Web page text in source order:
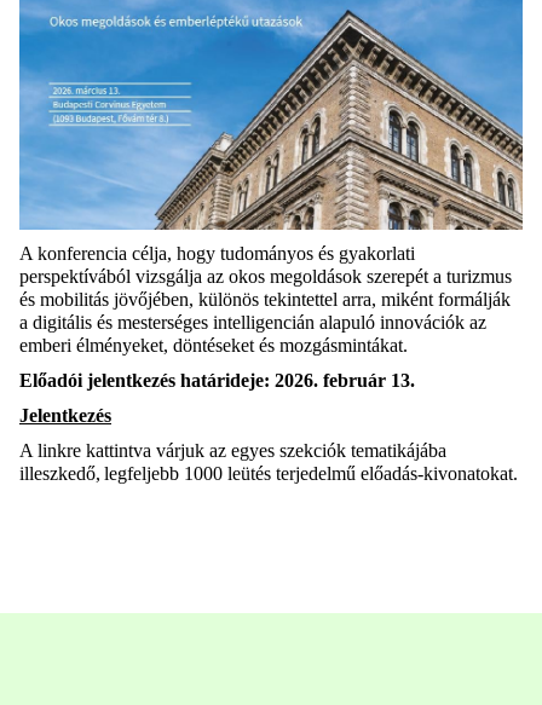
A konferencia célja, hogy tudományos és gyakorlati
perspektívából vizsgálja az okos megoldások szerepét a turizmus
és mobilitás jövőjében, különös tekintettel arra, miként formálják
a digitális és mesterséges intelligencián alapuló innovációk az
emberi élményeket, döntéseket és mozgásmintákat.
Előadói jelentkezés határideje: 2026. február 13.
Jelentkezés
A linkre kattintva várjuk az egyes szekciók tematikájába
illeszkedő, legfeljebb 1000 leütés terjedelmű előadás-kivonatokat.